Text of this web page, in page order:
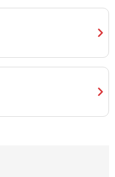
chevron_right
chevron_right